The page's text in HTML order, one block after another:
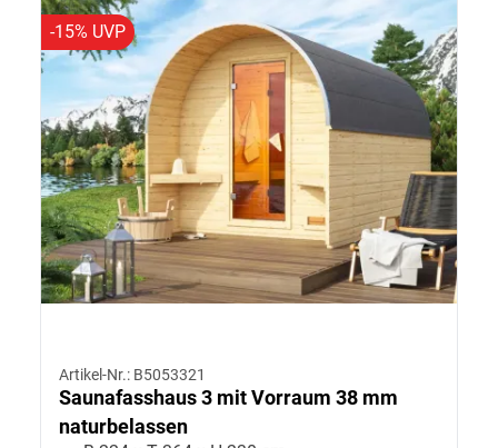
-15% UVP
Artikel-Nr.: B5053321
Saunafasshaus 3 mit Vorraum 38 mm
naturbelassen